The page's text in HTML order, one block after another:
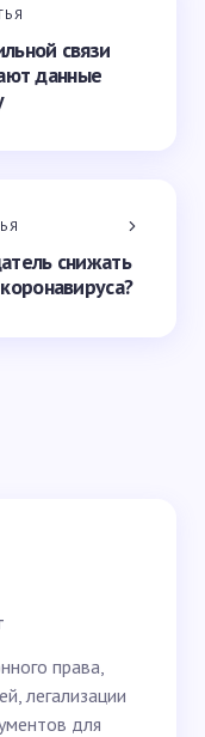
связи
данные
снижать
права,
легализации
для